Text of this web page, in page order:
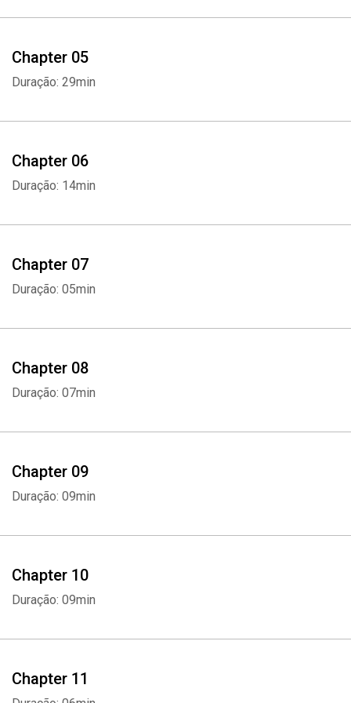
Chapter 05
Duração: 29min
Chapter 06
Duração: 14min
Chapter 07
Duração: 05min
Chapter 08
Duração: 07min
Chapter 09
Duração: 09min
Chapter 10
Duração: 09min
Chapter 11